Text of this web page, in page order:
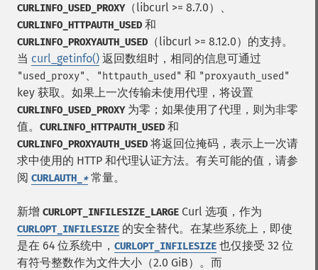
CURLINFO_USED_PROXY（libcurl >= 8.7.0）、
CURLINFO_HTTPAUTH_USED 和
CURLINFO_PROXYAUTH_USED （libcurl >= 8.12.0）的支持。
当 curl_getinfo() 返回数组时，相同的信息可通过
"used_proxy" 、 "httpauth_used" 和 "proxyauth_used"
key 获取。如果上一次传输未使用代理，将设置
CURLINFO_USED_PROXY为零；如果使用了代理，则为非零
值。 CURLINFO_HTTPAUTH_USED 和
CURLINFO_PROXYAUTH_USED 将返回位掩码，表示上一次请
求中使用的 HTTP 和代理认证方法。有关可能的值，请参
阅 CURLAUTH_ *常量。
新增 CURLOPT_INFILESIZE_LARGE Curl 选项，作为
CURLOPT_INFILESIZE 的安全替代。在某些系统上，即使
是在 64 位系统中， CURLOPT_INFILESIZE 也仅接受 32 位
有符号整数作为文件大小（2.0 GiB）。而